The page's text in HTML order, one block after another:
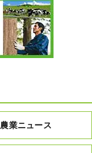
農業ニュース